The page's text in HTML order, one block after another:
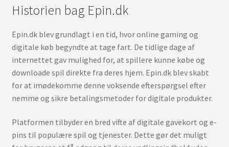
Historien bag Epin.dk
Epin.dk blev grundlagt i en tid, hvor online gaming og
digitale køb begyndte at tage fart. De tidlige dage af
internettet gav mulighed for, at spillere kunne købe og
downloade spil direkte fra deres hjem. Epin.dk blev skabt
for at imødekomme denne voksende efterspørgsel efter
nemme og sikre betalingsmetoder for digitale produkter.
Platformen tilbyder en bred vifte af digitale gavekort og e-
pins til populære spil og tjenester. Dette gør det muligt